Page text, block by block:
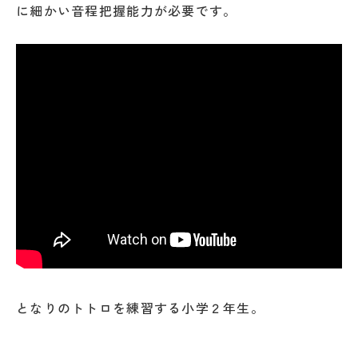
に細かい音程把握能力が必要です。
となりのトトロを練習する小学２年生。